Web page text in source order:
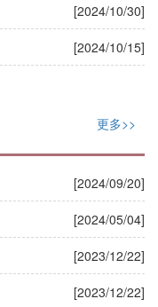
[2024/10/30]
[2024/10/15]
更多>>
[2024/09/20]
[2024/05/04]
[2023/12/22]
[2023/12/22]